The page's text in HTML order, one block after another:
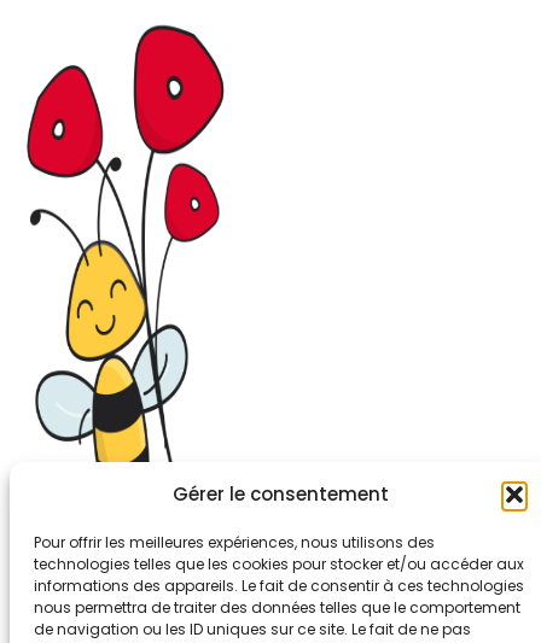
Gérer le consentement
Pour offrir les meilleures expériences, nous utilisons des
technologies telles que les cookies pour stocker et/ou accéder aux
informations des appareils. Le fait de consentir à ces technologies
nous permettra de traiter des données telles que le comportement
de navigation ou les ID uniques sur ce site. Le fait de ne pas
26-30, rue de Bellevue
92700 COLOMBES